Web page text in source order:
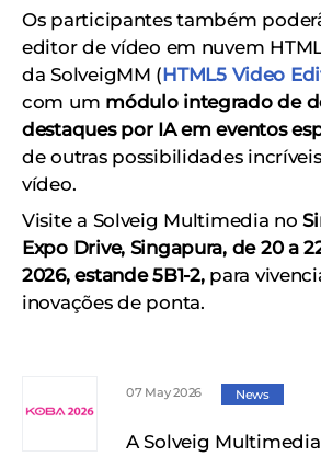
Os participantes também
editor de vídeo em nuvem
da SolveigMM (HTML5 Video
com um módulo integrado de
destaques por IA em eventos
de outras possibilidades
vídeo.
Visite a Solveig Multimedia no
Expo Drive, Singapura, de 20 a
2026, estande 5B1-2,para
inovações de ponta.
07 May 2026 News
A Solveig